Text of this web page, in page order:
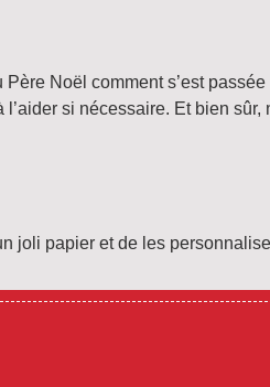
Noël comment s’est
si nécessaire. Et bien
joli papier et de les